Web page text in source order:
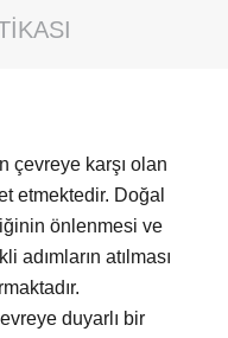
çevreye karşı olan
etmektedir. Doğal
önlenmesi ve
atılması
duyarlı bir